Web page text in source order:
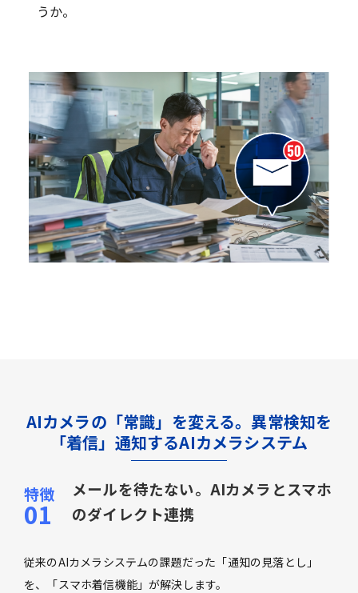
うか。
AIカメラの「常識」を変える。異常検知を
「着信」通知するAIカメラシステム
メールを待たない。AIカメラとスマホ
のダイレクト連携
従来のAIカメラシステムの課題だった「通知の見落とし」
を、「スマホ着信機能」が解決します。